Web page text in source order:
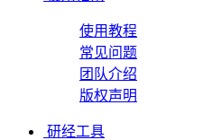
使用教程
常见问题
团队介绍
版权声明
研经工具